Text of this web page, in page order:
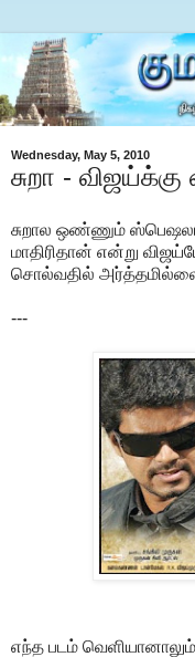
Wednesday, May 5, 2010
சுறா -
சுறால ஒண்ணும்
மாதிரிதான் என்று
சொல்வதில்
---
எந்த படம்